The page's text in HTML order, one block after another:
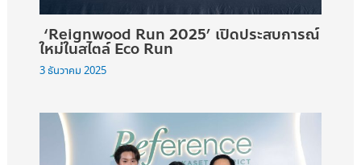
‘Reignwood Run 2025’ เปิดประสบการณ์
ใหม่ในสไตล์ Eco Run
3 ธันวาคม 2025